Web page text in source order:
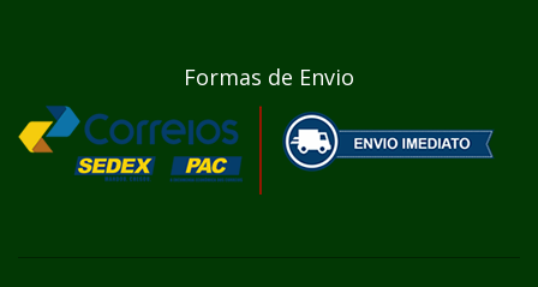
Formas de Envio